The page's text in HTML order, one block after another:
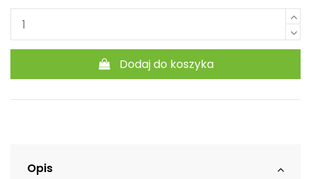
Dodaj do koszyka
Opis